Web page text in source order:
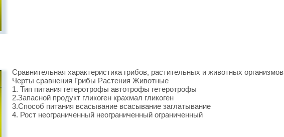
Сравнительная характеристика грибов, растительных и животных организмов
Черты сравнения Грибы Растения Животные
1. Тип питания гетеротрофы автотрофы гетеротрофы
2.Запасной продукт гликоген крахмал гликоген
3.Способ питания всасывание всасывание заглатывание
4. Рост неограниченный неограниченный ограниченный